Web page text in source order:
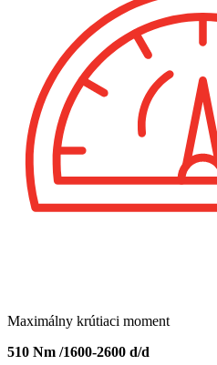
Maximálny krútiaci moment
510 Nm /1600-2600 d/d